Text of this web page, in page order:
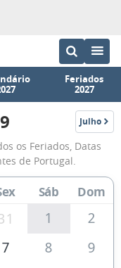
Feriados
2027
Julho
1929
os Feriados, Datas
de Portugal.
Sáb Dom
1
2
7 8
9